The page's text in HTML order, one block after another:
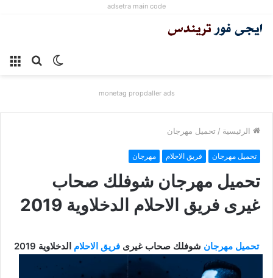
adsetra main code
بحث الوضع
monetag propdaller ads
الرئيسية / تحميل مهرجان
تحميل مهرجان فريق الاحلام مهرجان
تحميل مهرجان شوفلك صحاب
غيرى فريق الاحلام الدخلاوية 2019
تحميل مهرجان شوفلك صحاب غيرى فريق الاحلام الدخلاوية 2019